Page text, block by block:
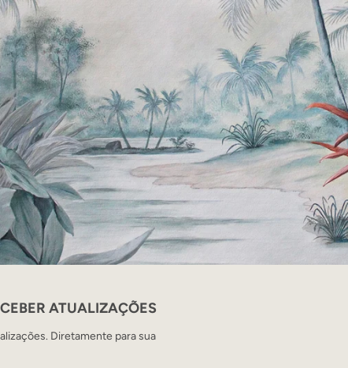
ATUALIZAÇÕES
Diretamente para sua